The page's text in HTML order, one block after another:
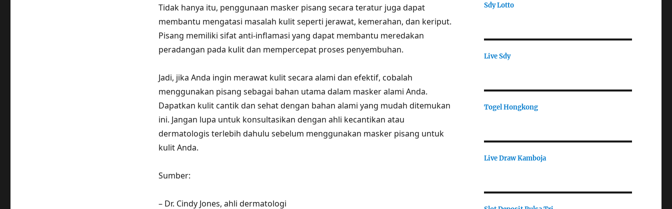
Tidak hanya itu, penggunaan masker pisang secara teratur juga dapat
membantu mengatasi masalah kulit seperti jerawat, kemerahan, dan keriput.
Pisang memiliki sifat anti-inflamasi yang dapat membantu meredakan
peradangan pada kulit dan mempercepat proses penyembuhan.
Jadi, jika Anda ingin merawat kulit secara alami dan efektif, cobalah
menggunakan pisang sebagai bahan utama dalam masker alami Anda.
Dapatkan kulit cantik dan sehat dengan bahan alami yang mudah ditemukan
ini. Jangan lupa untuk konsultasikan dengan ahli kecantikan atau
dermatologis terlebih dahulu sebelum menggunakan masker pisang untuk
kulit Anda.
Sumber:
– Dr. Cindy Jones, ahli dermatologi
Sdy Lotto
Live Sdy
Togel Hongkong
Live Draw Kamboja